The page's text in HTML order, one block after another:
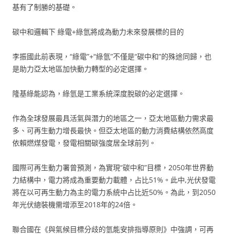
基有了制勝的基礎。
碳中和邏輯下 綠電+綠氫將成為動力未來發展標的目的
李振國此前表現，“綠電”+“綠氫”不僅是“碳中和”的殊途同歸，也
是助力亞太地區加快動力轉型的必定選擇。
隆基綠能認為，綠氫是工業系統深度脫碳的必定選擇。
作為全球發展最具活氣與潛力的地區之一，亞太地區動力需求最
多、可再生動力增長最快。但亞太地區的動力消費結構依然高度
依賴燃煤發電，發電相關碳強度居全球前列。
國際可再生動力署曾預測，為實現“碳中和”目標，2050年世界動
力結構中，電力將成為重要動力載體，占比51%。此中,光伏發電
將在以可再生動力為主的電力系統中占比近50%。為此，到2050
年光伏總裝機需增添至2018年的24倍。
聯合國在《與氣候目標分歧的氫能安排指導原則》中強調，可再